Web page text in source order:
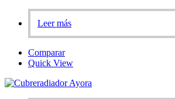
Leer más
Comparar
Quick View